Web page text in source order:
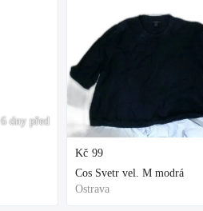
6 dny před
Kč 99
Cos Svetr vel. M modrá
Ostrava